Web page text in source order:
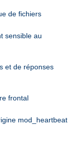
de fichiers
sensible au
et de réponses
frontal
mod_heartbeat